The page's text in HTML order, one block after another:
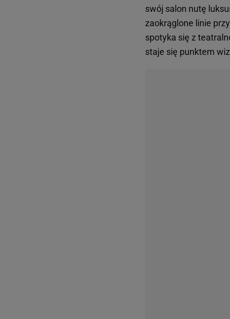
swój salon nutę
zaokrąglone linie
spotyka się z
staje się punktem